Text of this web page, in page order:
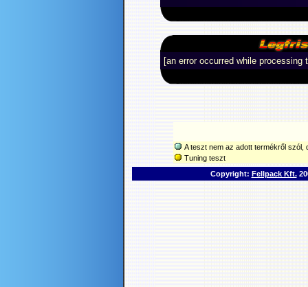
[an error occurred while processing
A teszt nem az adott termékről szól,
Tuning teszt
Copyright: Fellpack Kft.